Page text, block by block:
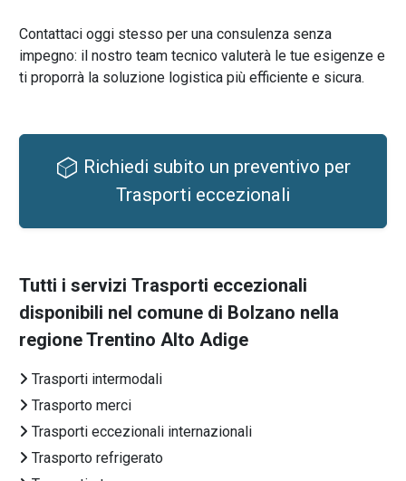
Contattaci oggi stesso per una consulenza senza
impegno: il nostro team tecnico valuterà le tue esigenze e
ti proporrà la soluzione logistica più efficiente e sicura.
Richiedi subito un preventivo per
Trasporti eccezionali
Tutti i servizi Trasporti eccezionali
disponibili nel comune di Bolzano nella
regione Trentino Alto Adige
Trasporti intermodali
Trasporto merci
Trasporti eccezionali internazionali
Trasporto refrigerato